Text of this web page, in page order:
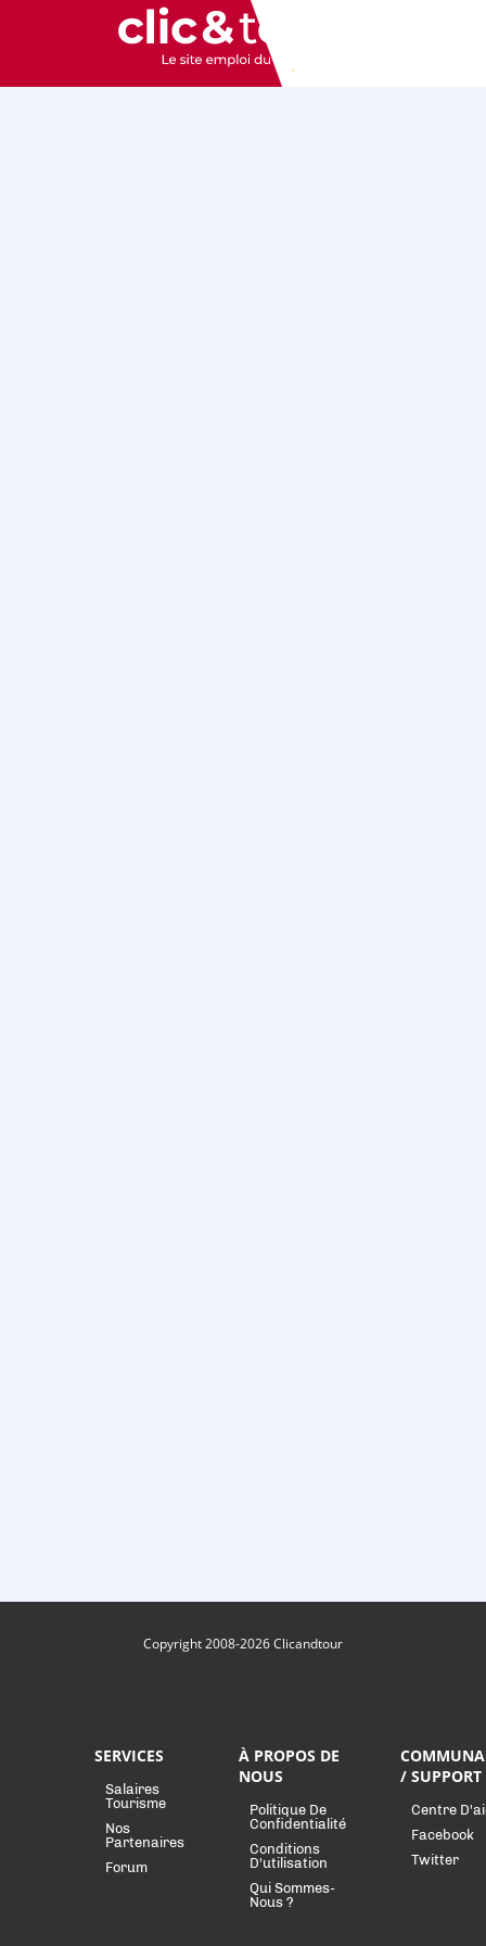
Copyright 2008-2026 Clicandtour
SERVICES
Salaires
Tourisme
Nos
Partenaires
Forum
À PROPOS DE
NOUS
Politique De
Confidentialité
Conditions
D'utilisation
Qui Sommes-
Nous ?
/ SUPPORT
Centre
Facebook
Twitter